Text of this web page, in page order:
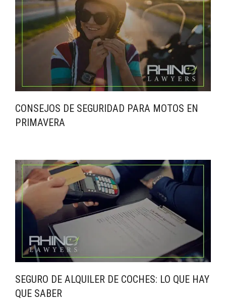
CONSEJOS DE SEGURIDAD PARA MOTOS EN
PRIMAVERA
SEGURO DE ALQUILER DE COCHES: LO QUE HAY
QUE SABER